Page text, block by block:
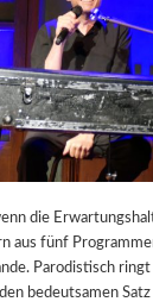
die
aus fünf
Parodistisch
bedeutsamen Satz